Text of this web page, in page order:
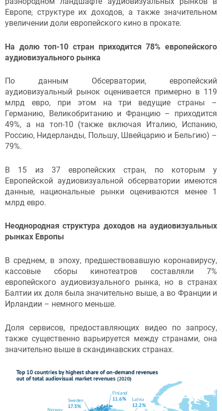
Европе, структуре их доходов, а также значительном
увеличении доли европейского кино в прокате.
На долю топ-10 стран приходится 78% европейского
аудиовизуального рынка
По данным Обсерватории, европейский
аудиовизуальный рынок оценивается примерно в 119
млрд евро, при этом на три ведущие страны –
Германию, Великобританию и Францию – приходится
49%, а на топ-10 (также включая Италию, Испанию,
Россию, Нидерланды, Польшу, Швейцарию и Бельгию) –
79%.
В 15 из 37 европейских стран, по которым у
Европейской аудиовизуальной обсерватории имеются
данные, национальные рынки оцениваются менее 1
млрд евро.
Неоднородная структура доходовна аудиовизуальных
рынках Европы
В среднем, в эпоху, предшествовавшую коронавирусу,
кассовые сборы кинотеатров составляли 7%
европейского аудиовизуального рынка, но в странах
Балтии их доля была значительно выше, а во Франции и
Ирландии – немного меньше.
Доля сервисов, предоставляющих видео по запросу,
также существенно варьируется между странами, она
значительно выше в скандинавских странах.